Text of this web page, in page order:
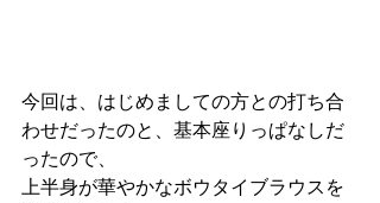
今回は、はじめましての方との打ち合
わせだったのと、基本座りっぱなしだ
ったので、
上半身が華やかなボウタイブラウスを